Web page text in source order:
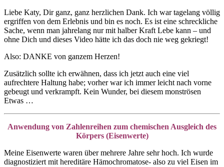
Liebe Katy, Dir ganz, ganz herzlichen Dank. Ich war tagelang völlig
ergriffen von dem Erlebnis und bin es noch. Es ist eine schreckliche
Sache, wenn man jahrelang nur mit halber Kraft Lebe kann – und
ohne Dich und dieses Video hätte ich das doch nie weg gekriegt!
Also: DANKE von ganzem Herzen!
Zusätzlich sollte ich erwähnen, dass ich jetzt auch eine viel
aufrechtere Haltung habe; vorher war ich immer leicht nach vorne
gebeugt und verkrampft. Kein Wunder, bei diesem monströsen
Etwas …
Anwendung von Zahlenreihen zum chemischen Ausgleich des
Körpers (Eisenwerte)
Meine Eisenwerte waren über mehrere Jahre sehr hoch. Ich wurde
diagnostiziert mit hereditäre Hämochromatose- also zu viel Eisen im